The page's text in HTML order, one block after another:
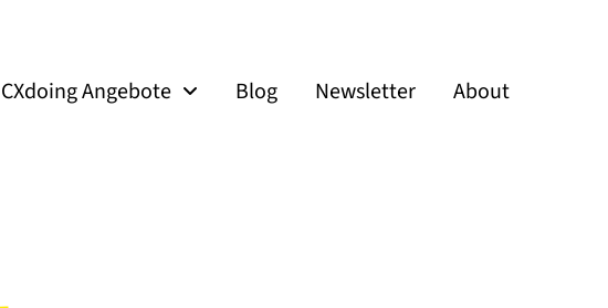
CXdoing Angebote Blog Newsletter About